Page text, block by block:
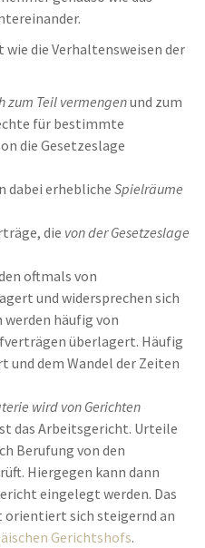
die Verhaltensweisen der
zum Teil vermengenund zum
für bestimmte
die Gesetzeslage
dabei erhebliche Spielräume
die von der Gesetzeslage
oftmals von
und widersprechen sich
häufig von
überlagert. Häufig
und dem Wandel der Zeiten
wird von Gerichten
das Arbeitsgericht. Urteile
Berufung von den
Hiergegen kann dann
eingelegt werden. Das
sich steigernd an
Gerichtshofs.